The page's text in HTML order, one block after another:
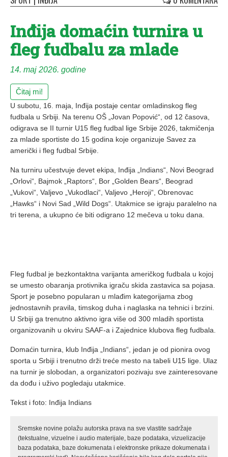
Inđija domaćin turnira u
fleg fudbalu za mlade
14. maj 2026. godine
Čitaj mi!
U subotu, 16. maja, Inđija postaje centar omladinskog fleg
fudbala u Srbiji. Na terenu OŠ „Jovan Popović“, od 12 časova,
odigrava se II turnir U15 fleg fudbal lige Srbije 2026, takmičenja
za mlade sportiste do 15 godina koje organizuje Savez za
američki i fleg fudbal Srbije.
Na turniru učestvuje devet ekipa, Inđija „Indians“, Novi Beograd
„Orlovi“, Bajmok „Raptors“, Bor „Golden Bears“, Beograd
„Vukovi“, Valjevo „Vukodlaci“, Valjevo „Heroji“, Obrenovac
„Hawks“ i Novi Sad „Wild Dogs“. Utakmice se igraju paralelno na
tri terena, a ukupno će biti odigrano 12 mečeva u toku dana.
Fleg fudbal je bezkontaktna varijanta američkog fudbala u kojoj
se umesto obaranja protivnika igraču skida zastavica sa pojasa.
Sport je posebno popularan u mlađim kategorijama zbog
jednostavnih pravila, timskog duha i naglaska na tehnici i brzini.
U Srbiji ga trenutno aktivno igra više od 300 mladih sportista
organizovanih u okviru SAAF-a i Zajednice klubova fleg fudbala.
Domaćin turnira, klub Inđija „Indians“, jedan je od pionira ovog
sporta u Srbiji i trenutno drži treće mesto na tabeli U15 lige. Ulaz
na turnir je slobodan, a organizatori pozivaju sve zainteresovane
da dođu i uživo pogledaju utakmice.
Tekst i foto: Inđija Indians
Sremske novine polažu autorska prava na sve vlastite sadržaje
(tekstualne, vizuelne i audio materijale, baze podataka, vizuelizacije
baza podataka, baze dokumenata i elektronske prikaze dokumenata i